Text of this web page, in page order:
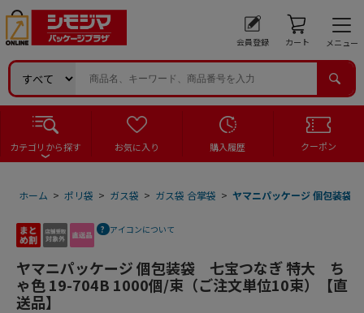
会員登録 カート メニュー
カテゴリから探す お気に入り 購入履歴 クーポン
ホーム > ポリ袋 > ガス袋 > ガス袋 合掌袋 > ヤマニパッケージ 個包装袋
アイコンについて
ヤマニパッケージ 個包装袋 七宝つなぎ 特大 ち
ゃ色 19-704B 1000個/束（ご注文単位10束）【直
送品】